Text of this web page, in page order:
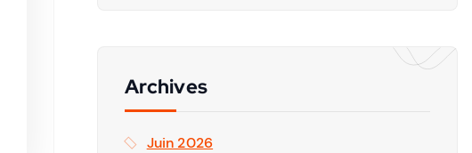
Archives
Juin 2026